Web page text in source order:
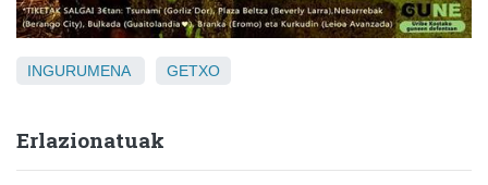
INGURUMENA GETXO
Erlazionatuak